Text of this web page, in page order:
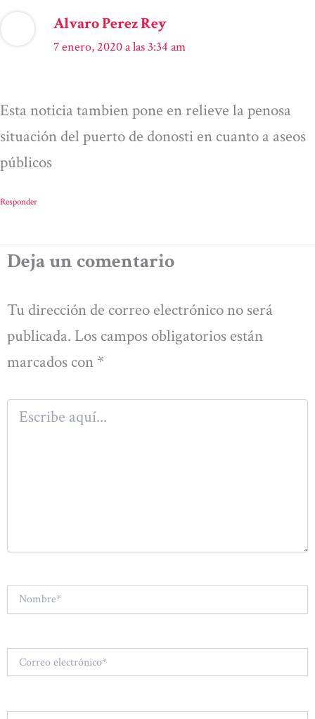
Alvaro Perez Rey
7 enero, 2020 a las 3:34 am
Esta noticia tambien pone en relieve la penosa
situación del puerto de donosti en cuanto a aseos
públicos
Responder
Deja un comentario
Tu dirección de correo electrónico no será
publicada. Los campos obligatorios están
marcados con *
aquí...
electrónico*